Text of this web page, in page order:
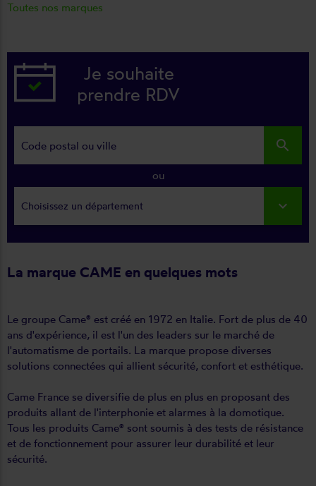
Toutes nos marques
Je souhaite
prendre RDV
search
ou
Choisissez un département
La marque CAME en quelques mots
Le groupe Came® est créé en 1972 en Italie. Fort de plus de 40
ans d'expérience, il est l'un des leaders sur le marché de
l'automatisme de portails. La marque propose diverses
solutions connectées qui allient sécurité, confort et esthétique.
Came France se diversifie de plus en plus en proposant des
produits allant de l'interphonie et alarmes à la domotique.
Tous les produits Came® sont soumis à des tests de résistance
et de fonctionnement pour assurer leur durabilité et leur
sécurité.